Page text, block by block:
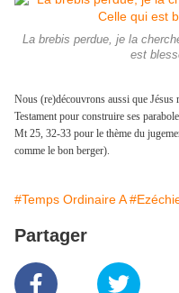
La brebis perdue, je la
est
Nous (re)découvrons aussi que Jésus
Testament pour construire ses
Mt 25, 32-33 pour le thème du
comme le bon berger).
#Temps Ordinaire A
Partager